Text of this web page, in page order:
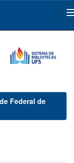
Federal de